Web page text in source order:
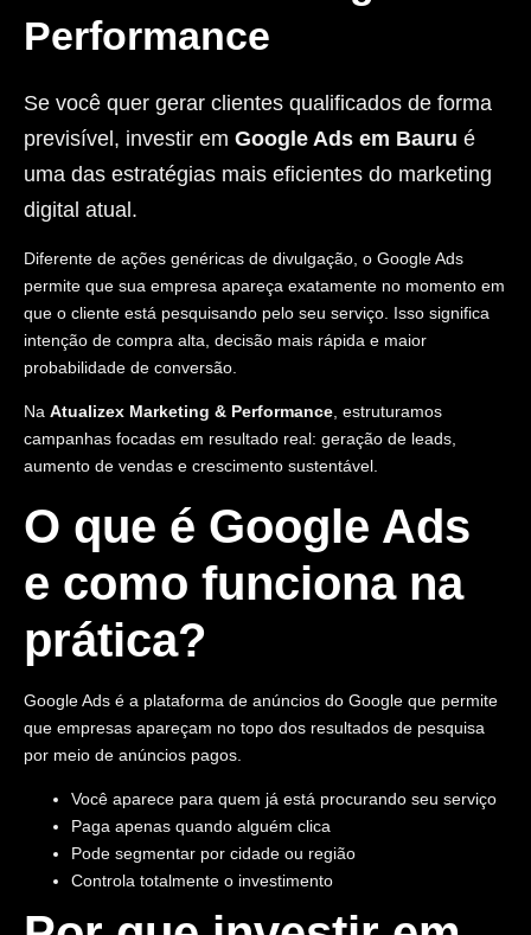
Performance
Se você quer gerar clientes qualificados de forma
previsível, investir em Google Ads em Bauru é
uma das estratégias mais eficientes do marketing
digital atual.
Diferente de ações genéricas de divulgação, o Google Ads
permite que sua empresa apareça exatamente no momento em
que o cliente está pesquisando pelo seu serviço. Isso significa
intenção de compra alta, decisão mais rápida e maior
probabilidade de conversão.
Na Atualizex Marketing & Performance , estruturamos
campanhas focadas em resultado real: geração de leads,
aumento de vendas e crescimento sustentável.
O que é Google Ads
e como funciona na
prática?
Google Ads é a plataforma de anúncios do Google que permite
que empresas apareçam no topo dos resultados de pesquisa
por meio de anúncios pagos.
Você aparece para quem já está procurando seu serviço
Paga apenas quando alguém clica
Pode segmentar por cidade ou região
Controla totalmente o investimento